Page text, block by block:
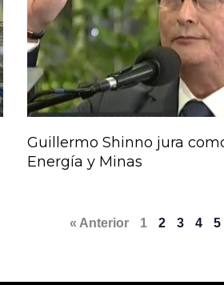
Guillermo Shinno jura
Energía y Minas
« Anterior 1 2 3 4 5